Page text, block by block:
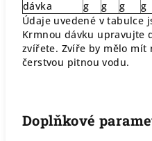
dávka g g g g
Údaje uvedené v tabulce
Krmnou dávku upravujte
zvířete. Zvíře by mělo mít
čerstvou pitnou vodu.
Doplňkové